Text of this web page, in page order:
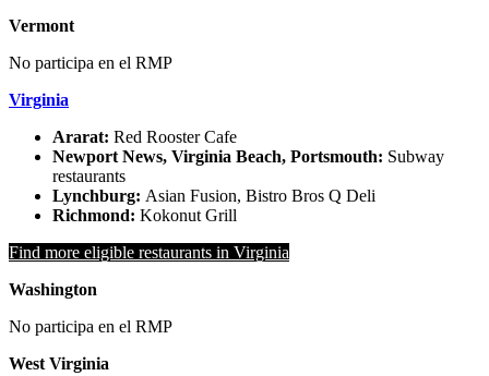
Vermont
No participa en el RMP
Virginia
Ararat: Red Rooster Cafe
Newport News, Virginia Beach, Portsmouth: Subway
restaurants
Lynchburg: Asian Fusion, Bistro Bros Q Deli
Richmond: Kokonut Grill
Find more eligible restaurants in Virginia
Washington
No participa en el RMP
West Virginia